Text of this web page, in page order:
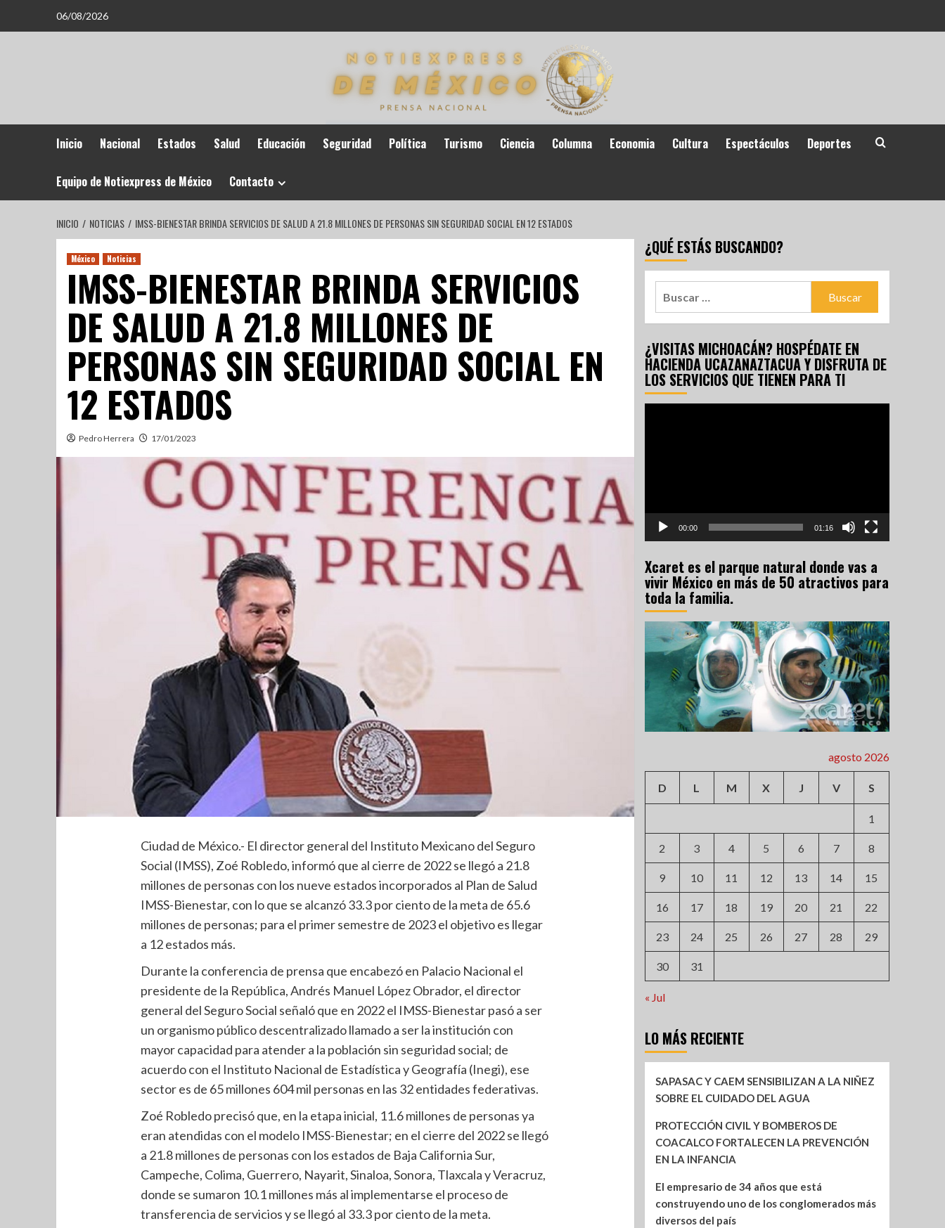
06/08/2026
Inicio Nacional Estados Salud Educación Seguridad Política Turismo Ciencia Columna Economia Cultura Espectáculos Deportes
Equipo de Notiexpress de México Contacto
INICIO NOTICIAS IMSS-BIENESTAR BRINDA SERVICIOS DE SALUD A 21.8 MILLONES DE PERSONAS SIN SEGURIDAD SOCIAL EN 12 ESTADOS
México Noticias
IMSS-BIENESTAR BRINDA SERVICIOS
DE SALUD A 21.8 MILLONES DE
PERSONAS SIN SEGURIDAD SOCIAL EN
12 ESTADOS
Pedro Herrera 17/01/2023
Ciudad de México.- El director general del Instituto Mexicano del Seguro
Social (IMSS), Zoé Robledo, informó que al cierre de 2022 se llegó a 21.8
millones de personas con los nueve estados incorporados al Plan de Salud
IMSS-Bienestar, con lo que se alcanzó 33.3 por ciento de la meta de 65.6
millones de personas; para el primer semestre de 2023 el objetivo es llegar
a 12 estados más.
Durante la conferencia de prensa que encabezó en Palacio Nacional el
presidente de la República, Andrés Manuel López Obrador, el director
general del Seguro Social señaló que en 2022 el IMSS-Bienestar pasó a ser
un organismo público descentralizado llamado a ser la institución con
mayor capacidad para atender a la población sin seguridad social; de
acuerdo con el Instituto Nacional de Estadística y Geografía (Inegi), ese
sector es de 65 millones 604 mil personas en las 32 entidades federativas.
Zoé Robledo precisó que, en la etapa inicial, 11.6 millones de personas ya
eran atendidas con el modelo IMSS-Bienestar; en el cierre del 2022 se llegó
a 21.8 millones de personas con los estados de Baja California Sur,
Campeche, Colima, Guerrero, Nayarit, Sinaloa, Sonora, Tlaxcala y Veracruz,
donde se sumaron 10.1 millones más al implementarse el proceso de
transferencia de servicios y se llegó al 33.3 por ciento de la meta.
¿QUÉ ESTÁS BUSCANDO?
¿VISITAS MICHOACÁN? HOSPÉDATE EN
HACIENDA UCAZANAZTACUA Y DISFRUTA DE
LOS SERVICIOS QUE TIENEN PARA TI
00:00 01:16
Xcaret es el parque natural donde vas a
vivir México en más de 50 atractivos para
toda la familia.
agosto 2026
D L M X J V S
1
2 3 4 5 6 7 8
9 10 11 12 13 14 15
16 17 18 19 20 21 22
23 24 25 26 27 28 29
30 31
« Jul
LO MÁS RECIENTE
SAPASAC Y CAEM SENSIBILIZAN A LA NIÑEZ
SOBRE EL CUIDADO DEL AGUA
PROTECCIÓN CIVIL Y BOMBEROS DE
COACALCO FORTALECEN LA PREVENCIÓN
EN LA INFANCIA
El empresario de 34 años que está
construyendo uno de los conglomerados más
diversos del país